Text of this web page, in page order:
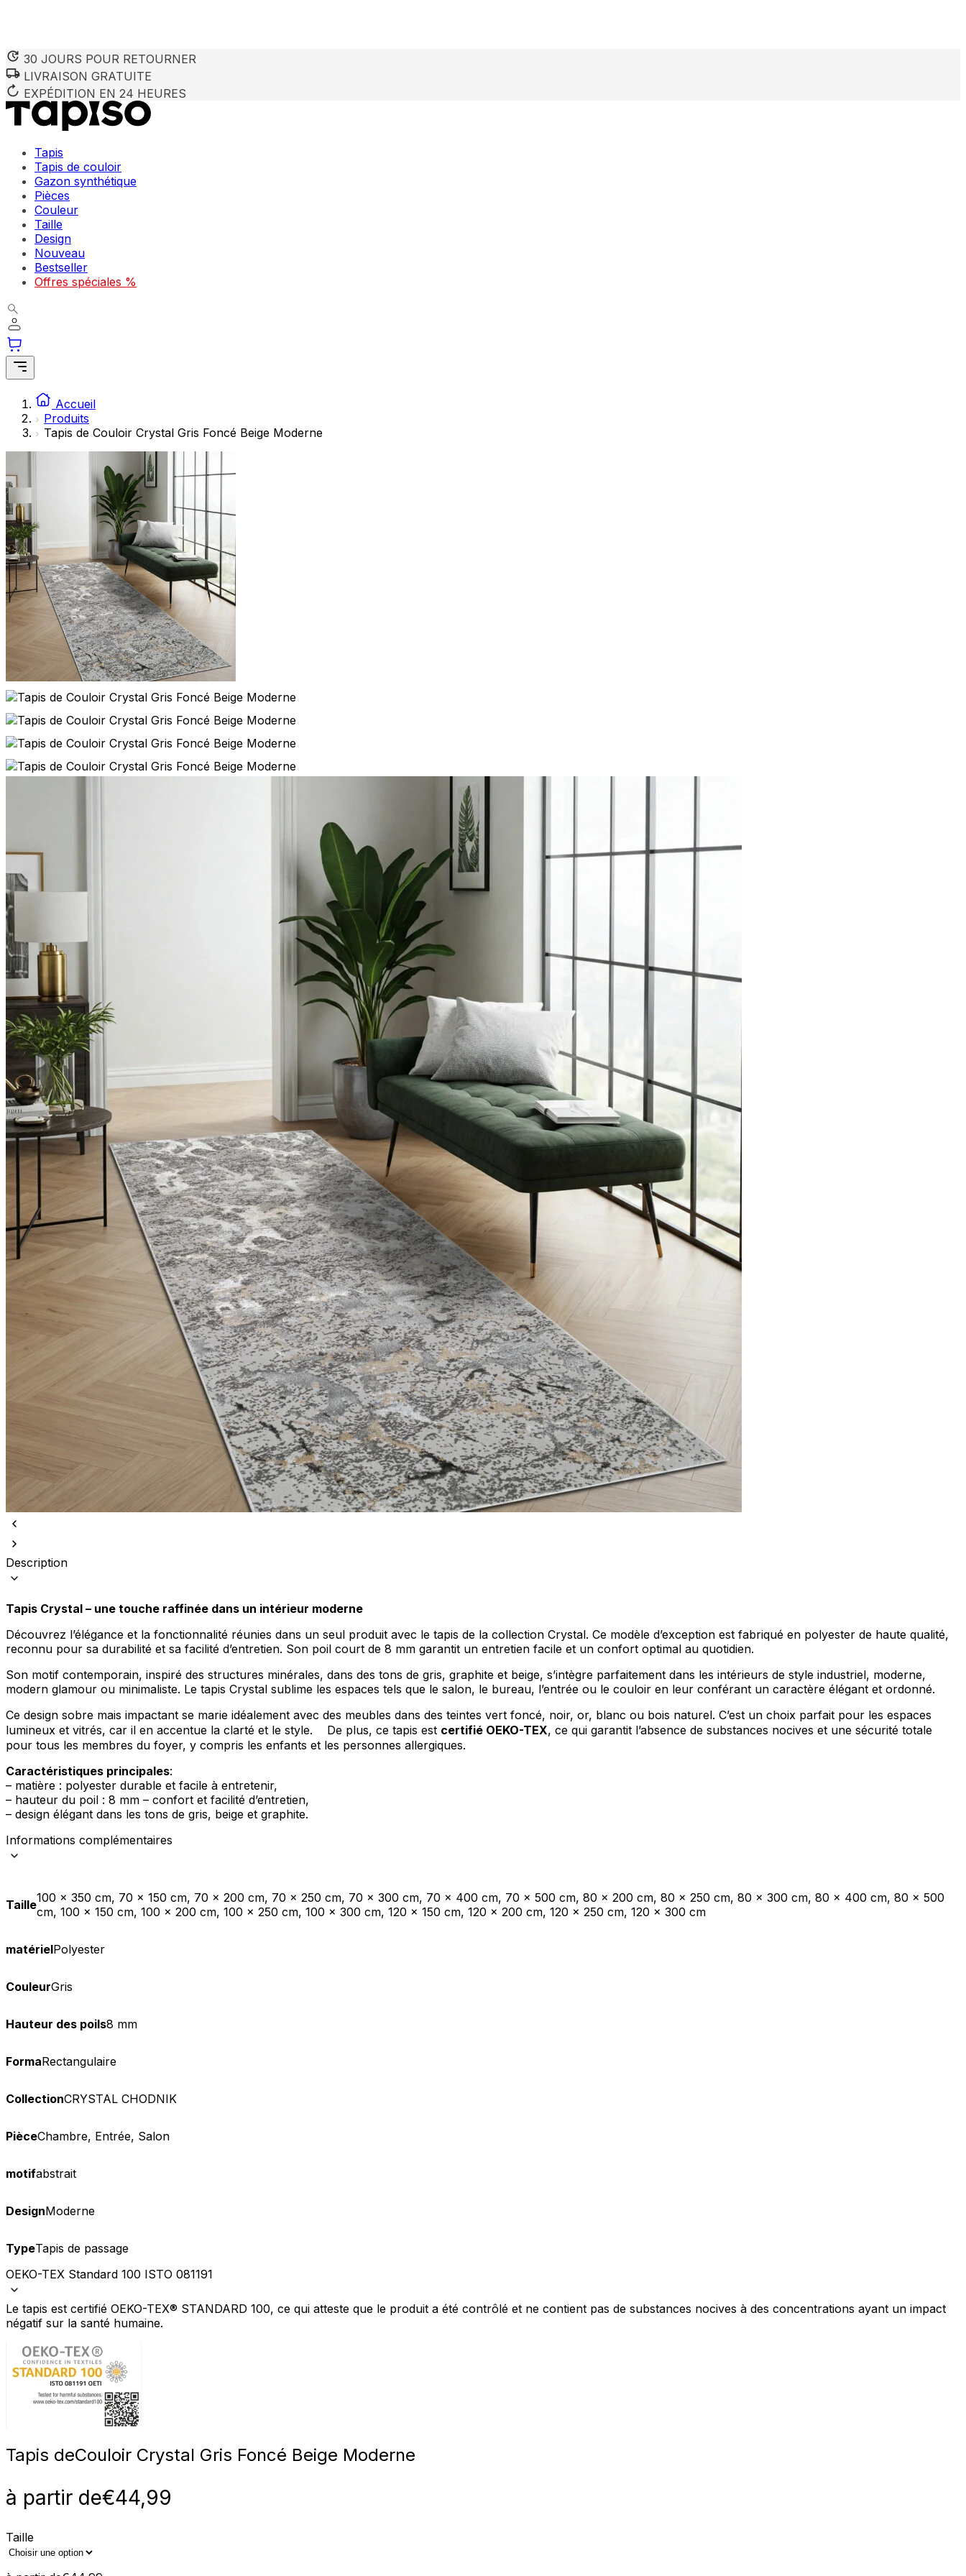
30 JOURS POUR RETOURNER
LIVRAISON GRATUITE
EXPÉDITION EN 24 HEURES
Tapis
Tapis de couloir
Gazon synthétique
Pièces
Couleur
Taille
Design
Nouveau
Bestseller
Offres spéciales %
Accueil
Produits
Tapis de Couloir Crystal Gris Foncé Beige Moderne
Description
Tapis Crystal – une touche raffinée dans un intérieur moderne
Découvrez l’élégance et la fonctionnalité réunies dans un seul produit avec le tapis de la collection Crystal. Ce modèle d’exception est fabriqué en polyester de haute qualité,
reconnu pour sa durabilité et sa facilité d’entretien. Son poil court de 8 mm garantit un entretien facile et un confort optimal au quotidien.
Son motif contemporain, inspiré des structures minérales, dans des tons de gris, graphite et beige, s’intègre parfaitement dans les intérieurs de style industriel, moderne,
modern glamour ou minimaliste. Le tapis Crystal sublime les espaces tels que le salon, le bureau, l’entrée ou le couloir en leur conférant un caractère élégant et ordonné.
Ce design sobre mais impactant se marie idéalement avec des meubles dans des teintes vert foncé, noir, or, blanc ou bois naturel. C’est un choix parfait pour les espaces
lumineux et vitrés, car il en accentue la clarté et le style. De plus, ce tapis est certifié OEKO-TEX, ce qui garantit l’absence de substances nocives et une sécurité totale
pour tous les membres du foyer, y compris les enfants et les personnes allergiques.
Caractéristiques principales:
– matière : polyester durable et facile à entretenir,
– hauteur du poil : 8 mm – confort et facilité d’entretien,
– design élégant dans les tons de gris, beige et graphite.
Informations complémentaires
Taille100 x 350 cm, 70 x 150 cm, 70 x 200 cm, 70 x 250 cm, 70 x 300 cm, 70 x 400 cm, 70 x 500 cm, 80 x 200 cm, 80 x 250 cm, 80 x 300 cm, 80 x 400 cm, 80 x 500
cm, 100 x 150 cm, 100 x 200 cm, 100 x 250 cm, 100 x 300 cm, 120 x 150 cm, 120 x 200 cm, 120 x 250 cm, 120 x 300 cm
matérielPolyester
CouleurGris
Hauteur des poils8 mm
FormaRectangulaire
CollectionCRYSTAL CHODNIK
PièceChambre, Entrée, Salon
motifabstrait
DesignModerne
TypeTapis de passage
OEKO-TEX Standard 100 ISTO 081191
Le tapis est certifié OEKO-TEX® STANDARD 100, ce qui atteste que le produit a été contrôlé et ne contient pas de substances nocives à des concentrations ayant un impact
négatif sur la santé humaine.
Tapis deCouloir Crystal Gris Foncé Beige Moderne
à partir de€44,99
Taille
Nous utilisons des cookies pour personnaliser le contenu et les annonces, offrir des fonctionnalités de réseaux sociaux et analyser notre trafic.
Nous partageons également des informations sur votre utilisation de notre site avec nos partenaires sociaux, publicitaires et analytiques. Ces
partenaires peuvent combiner ces informations avec d'autres données que vous leur avez fournies ou qu'ils ont collectées lors de votre
utilisation de leurs services.
Indispensables
Les cookies indispensables sont cruciaux pour les fonctions de base du site et le site ne fonctionnera pas comme prévu sans eux. Ces cookies
Statistiques
Les cookies statistiques aident les propriétaires de sites web à comprendre comment les visiteurs interagissent avec les sites en collectant et en
rapportant des informations de manière anonyme.
Marketing
Les cookies marketing sont utilisés pour suivre les utilisateurs sur les sites web. Le but est d'afficher des publicités qui sont pertinentes et
engageantes pour l'utilisateur individuel et, par conséquent, plus précieuses pour les éditeurs et les annonceurs tiers.
Non classés
Les cookies non classés sont des cookies qui sont en processus de classification, en collaboration avec les fournisseurs de cookies individuels.